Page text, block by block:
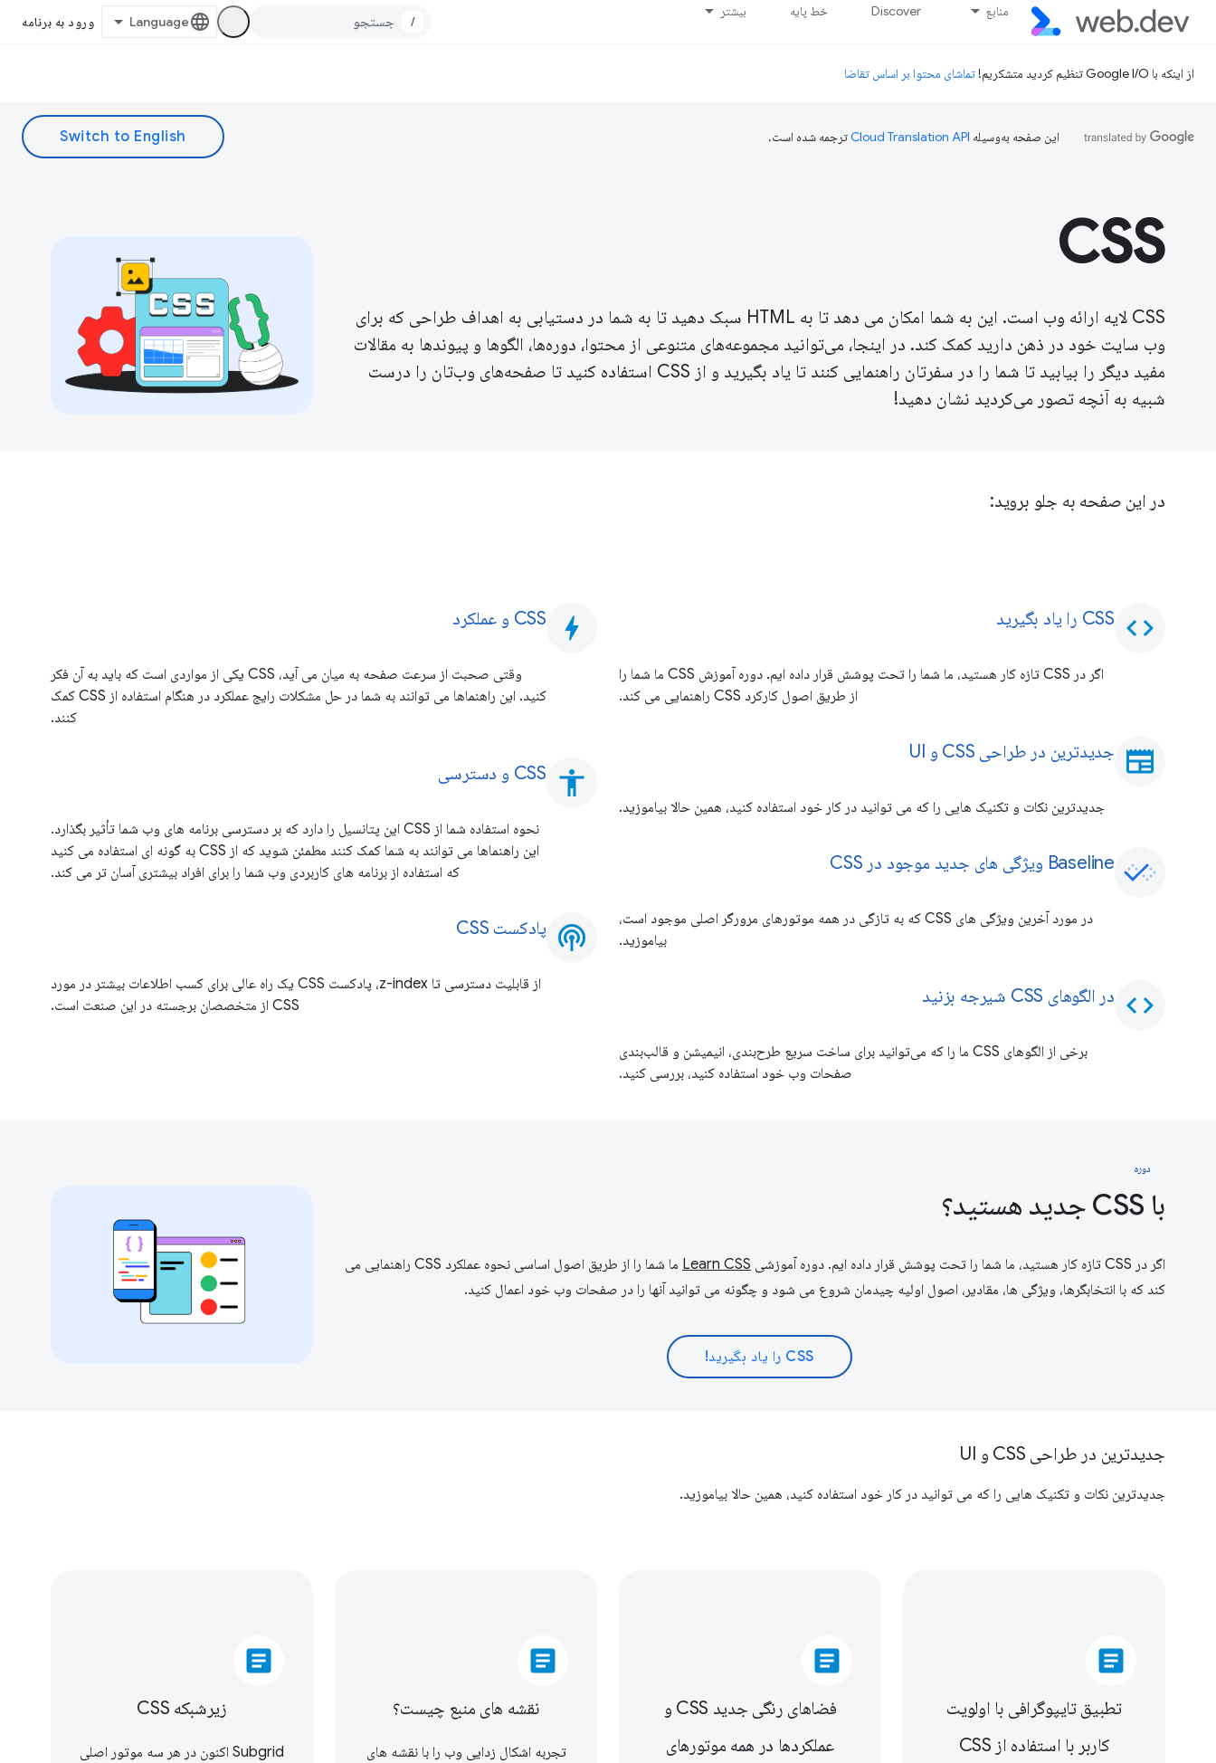
منابع Discover خط پایه بیشتر
/ ورود به برنامه
از اینکه با Google I/O تنظیم کردید متشکریم! تماشای محتوا بر اساس تقاضا
این صفحه به‌وسیله ترجمه شده است.
CSS
CSS لایه ارائه وب است. این به شما امکان می دهد تا به HTML سبک دهید تا به شما در دستیابی به اهداف طراحی که برای
وب سایت خود در ذهن دارید کمک کند. در اینجا، می‌توانید مجموعه‌های متنوعی از محتوا، دوره‌ها، الگوها و پیوندها به مقالات
مفید دیگر را بیابید تا شما را در سفرتان راهنمایی کنند تا یاد بگیرید و از CSS استفاده کنید تا صفحه‌های وب‌تان را درست
شبیه به آنچه تصور می‌کردید نشان دهید!
در این صفحه به جلو بروید:
code CSS را یاد بگیرید
اگر در CSS تازه کار هستید، ما شما را تحت پوشش قرار داده ایم. دوره آموزش CSS ما شما را
از طریق اصول کارکرد CSS راهنمایی می کند.
newspaper جدیدترین در طراحی CSS و UI
جدیدترین نکات و تکنیک هایی را که می توانید در کار خود استفاده کنید، همین حالا بیاموزید.
Baseline ویژگی های جدید موجود در CSS
در مورد آخرین ویژگی های CSS که به تازگی در همه موتورهای مرورگر اصلی موجود است،
بیاموزید.
code در الگوهای CSS شیرجه بزنید
برخی از الگوهای CSS ما را که می‌توانید برای ساخت سریع طرح‌بندی، انیمیشن و قالب‌بندی
صفحات وب خود استفاده کنید، بررسی کنید.
bolt CSS و عملکرد
وقتی صحبت از سرعت صفحه به میان می آید، CSS یکی از مواردی است که باید به آن فکر
کنید. این راهنماها می توانند به شما در حل مشکلات رایج عملکرد در هنگام استفاده از CSS کمک
کنند.
accessibility CSS و دسترسی
نحوه استفاده شما از CSS این پتانسیل را دارد که بر دسترسی برنامه های وب شما تأثیر بگذارد.
این راهنماها می توانند به شما کمک کنند مطمئن شوید که از CSS به گونه ای استفاده می کنید
که استفاده از برنامه های کاربردی وب شما را برای افراد بیشتری آسان تر می کند.
podcasts پادکست CSS
از قابلیت دسترسی تا z-index، پادکست CSS یک راه عالی برای کسب اطلاعات بیشتر در مورد
CSS از متخصصان برجسته در این صنعت است.
دوره
با CSS جدید هستید؟
اگر در CSS تازه کار هستید، ما شما را تحت پوشش قرار داده ایم. دوره آموزشی Learn CSS
ما شما را از طریق اصول اساسی نحوه عملکرد CSS راهنمایی می
کند که با انتخابگرها، ویژگی ها، مقادیر، اصول اولیه چیدمان شروع می شود و چگونه می توانید آنها را در صفحات وب خود اعمال کنید.
CSS را یاد بگیرید!
جدیدترین در طراحی CSS و UI
جدیدترین نکات و تکنیک هایی را که می توانید در کار خود استفاده کنید، همین حالا بیاموزید.
article
تطبیق تایپوگرافی با اولویت
کاربر با استفاده از CSS
article
فضاهای رنگی جدید CSS و
عملکردها در همه موتورهای
article
نقشه های منبع چیست؟
تجربه اشکال زدایی وب را با نقشه های
article
زیرشبکه CSS
Subgrid اکنون در هر سه موتور اصلی